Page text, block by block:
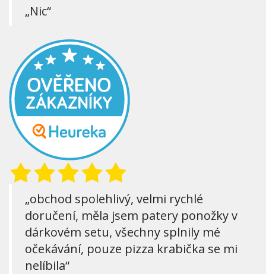
„Nic“
„obchod spolehlivý, velmi rychlé
doručení, měla jsem patery ponožky v
dárkovém setu, všechny splnily mé
očekávání, pouze pizza krabička se mi
nelíbila“